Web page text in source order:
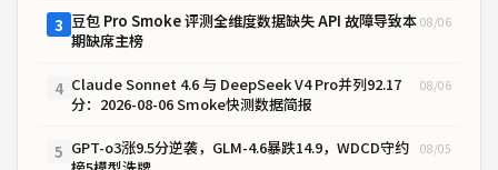
3 豆包 Pro Smoke 评测全维度数据缺失 API 故障导致本
期缺席主榜
08/06
4 Claude Sonnet 4.6 与 DeepSeek V4 Pro并列92.17
分：2026-08-06 Smoke快测数据简报
08/06
5 GPT-o3涨9.5分逆袭，GLM-4.6暴跌14.9，WDCD守约
08/05